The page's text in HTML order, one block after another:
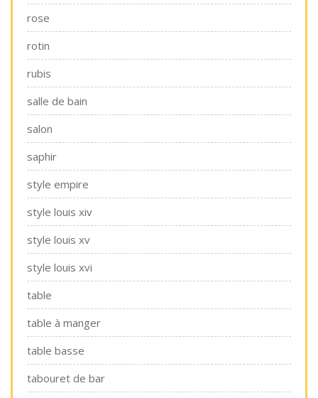
rose
rotin
rubis
salle de bain
salon
saphir
style empire
style louis xiv
style louis xv
style louis xvi
table
table à manger
table basse
tabouret de bar